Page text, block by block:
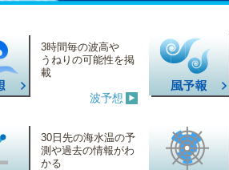
3時間毎の波高や
うねりの可能性を掲
載
波予想
30日先の海水温の予
測や過去の情報がわ
かる